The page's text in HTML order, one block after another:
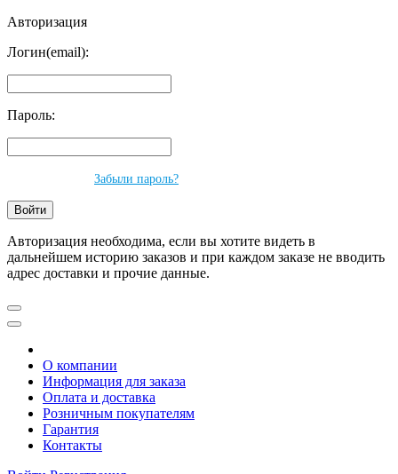
Авторизация
Логин(email):
Пароль:
Забыли пароль?
Авторизация необходима, если вы хотите видеть в
дальнейшем историю заказов и при каждом заказе не вводить
адрес доставки и прочие данные.
О компании
Информация для заказа
Оплата и доставка
Розничным покупателям
Гарантия
Контакты